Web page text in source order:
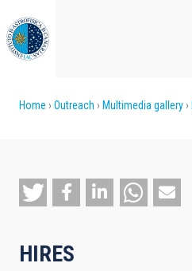
to
main
content
Breadcrumb
Home Outreach Multimedia gallery
HIRES